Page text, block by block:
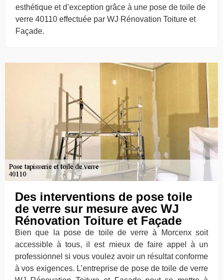
esthétique et d’exception grâce à une pose de toile de
verre 40110 effectuée par WJ Rénovation Toiture et
Façade.
Des interventions de pose toile
de verre sur mesure avec WJ
Rénovation Toiture et Façade
Bien que la pose de toile de verre à Morcenx soit
accessible à tous, il est mieux de faire appel à un
professionnel si vous voulez avoir un résultat conforme
à vos exigences. L’entreprise de pose de toile de verre